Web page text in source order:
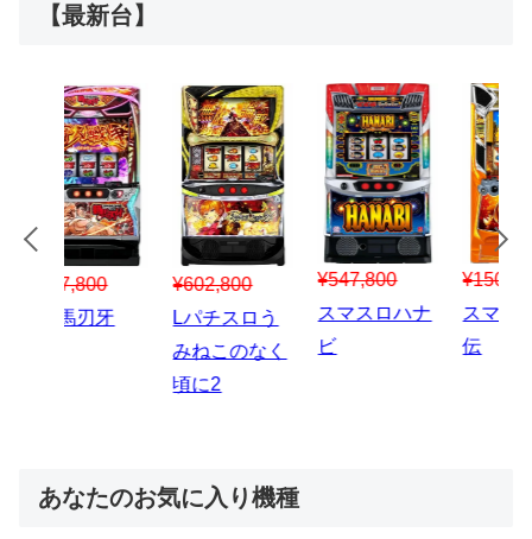
【最新台】
¥547,800
スマスロハナ
¥150,000
スマスロ秘宝
伝
¥1,867,800
Lパチスロ 炎
炎ノ消防隊2
あなたのお気に入り機種